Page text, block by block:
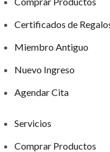
Certificados de
Miembro Antiguo
Nuevo Ingreso
Agendar Cita
Servicios
Comprar Productos